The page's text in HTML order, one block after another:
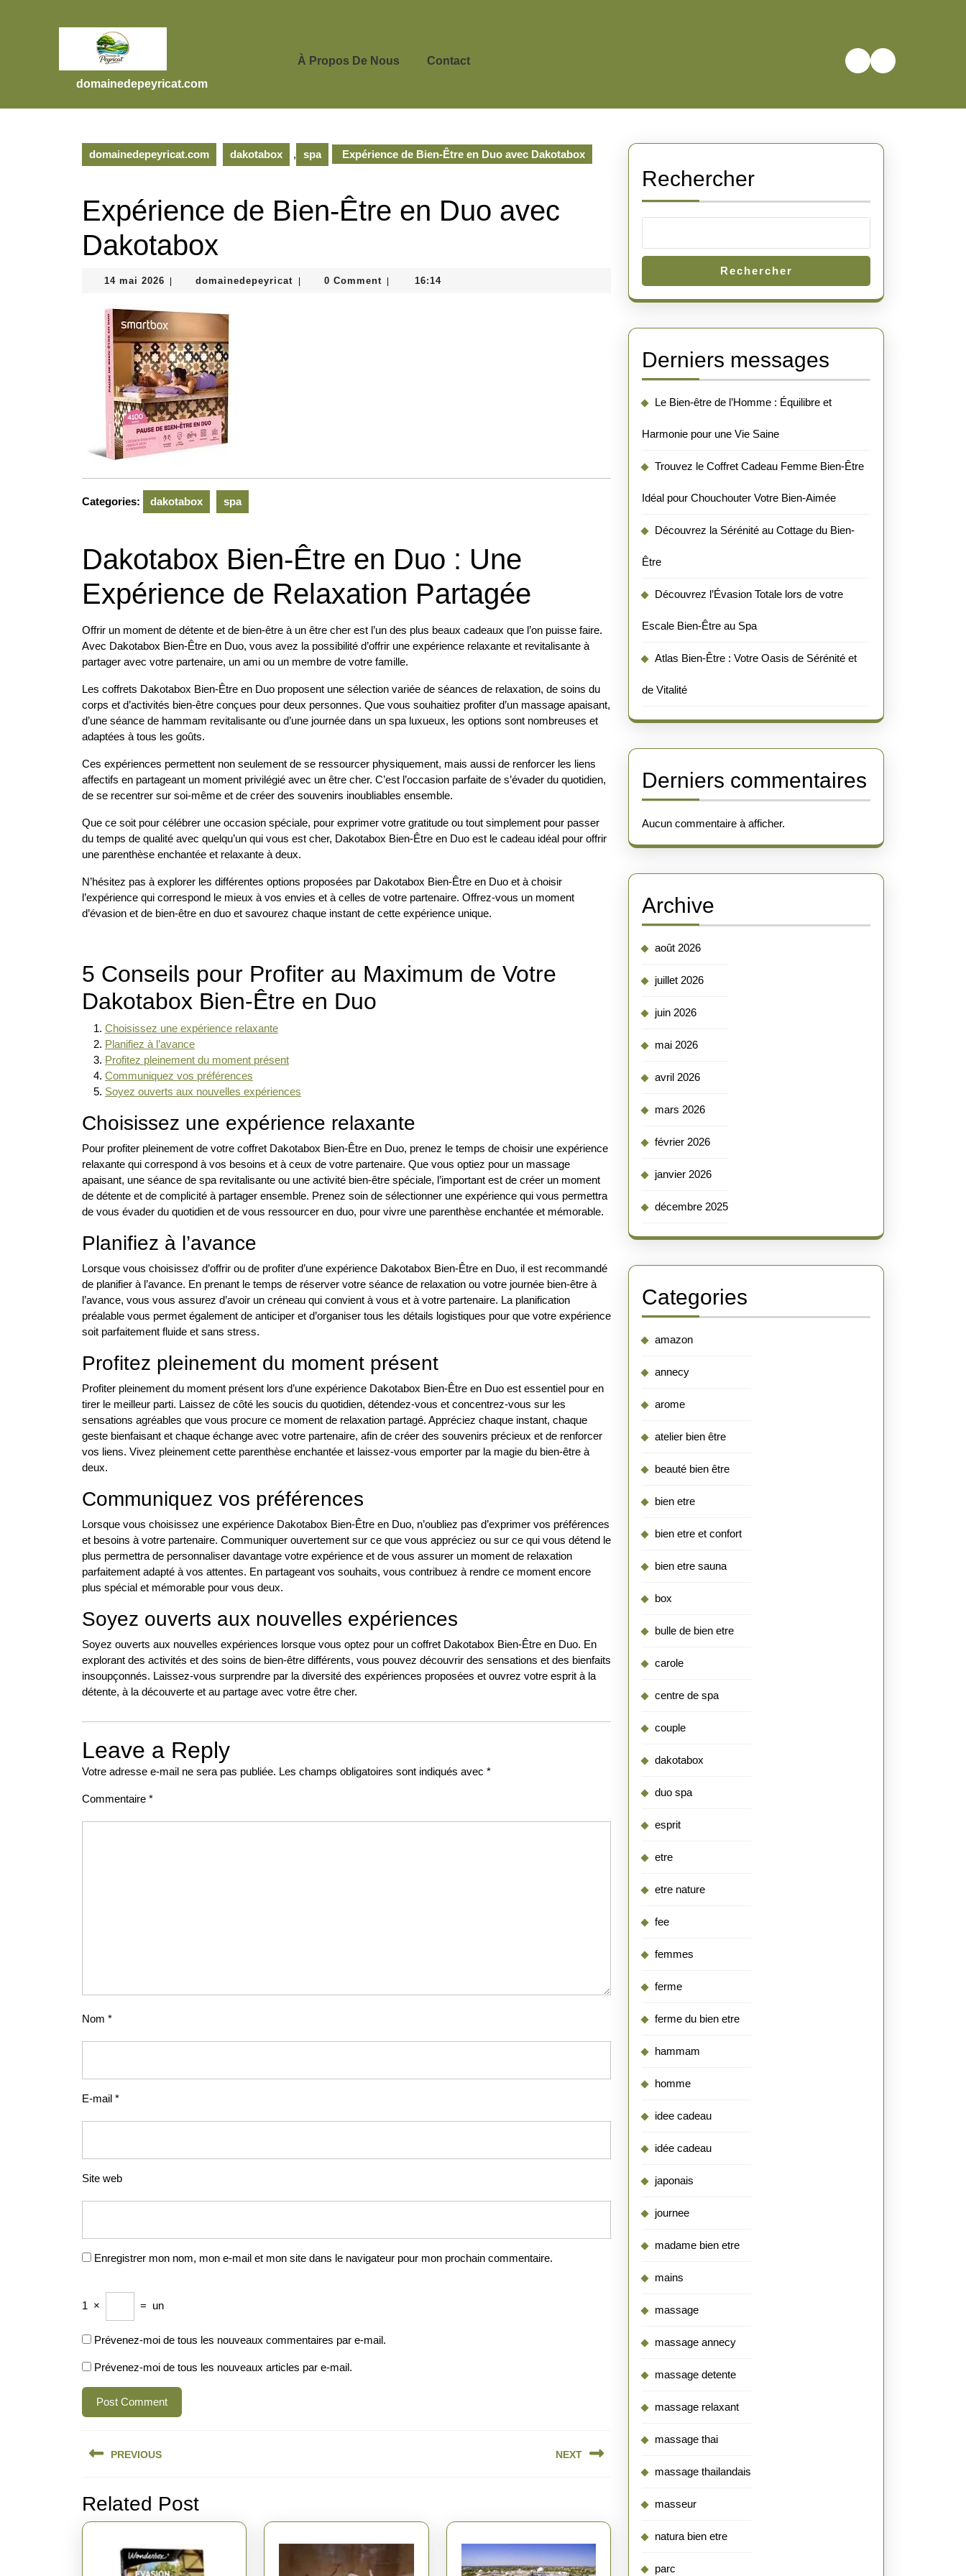
domainedepeyricat.com
À Propos De Nous Contact
domainedepeyricat.com dakotabox , spa Expérience de Bien-Être en Duo avec Dakotabox
Expérience de Bien-Être en Duo avec
Dakotabox
14 mai 2026 14
domainedepeyricat domainedepeyricat
0 Comment 16:14
Categories: dakotabox spa
Dakotabox Bien-Être en Duo : Une
Expérience de Relaxation Partagée
Offrir un moment de détente et de bien-être à un être cher est l’un des plus beaux cadeaux que l’on puisse faire.
Avec Dakotabox Bien-Être en Duo, vous avez la possibilité d’offrir une expérience relaxante et revitalisante à
partager avec votre partenaire, un ami ou un membre de votre famille.
Les coffrets Dakotabox Bien-Être en Duo proposent une sélection variée de séances de relaxation, de soins du
corps et d’activités bien-être conçues pour deux personnes. Que vous souhaitiez profiter d’un massage apaisant,
d’une séance de hammam revitalisante ou d’une journée dans un spa luxueux, les options sont nombreuses et
adaptées à tous les goûts.
Ces expériences permettent non seulement de se ressourcer physiquement, mais aussi de renforcer les liens
affectifs en partageant un moment privilégié avec un être cher. C’est l’occasion parfaite de s’évader du quotidien,
de se recentrer sur soi-même et de créer des souvenirs inoubliables ensemble.
Que ce soit pour célébrer une occasion spéciale, pour exprimer votre gratitude ou tout simplement pour passer
du temps de qualité avec quelqu’un qui vous est cher, Dakotabox Bien-Être en Duo est le cadeau idéal pour offrir
une parenthèse enchantée et relaxante à deux.
N’hésitez pas à explorer les différentes options proposées par Dakotabox Bien-Être en Duo et à choisir
l’expérience qui correspond le mieux à vos envies et à celles de votre partenaire. Offrez-vous un moment
d’évasion et de bien-être en duo et savourez chaque instant de cette expérience unique.
5 Conseils pour Profiter au Maximum de Votre
Dakotabox Bien-Être en Duo
Choisissez une expérience relaxante
Planifiez à l’avance
Profitez pleinement du moment présent
Communiquez vos préférences
Soyez ouverts aux nouvelles expériences
Choisissez une expérience relaxante
Pour profiter pleinement de votre coffret Dakotabox Bien-Être en Duo, prenez le temps de choisir une expérience
relaxante qui correspond à vos besoins et à ceux de votre partenaire. Que vous optiez pour un massage
apaisant, une séance de spa revitalisante ou une activité bien-être spéciale, l’important est de créer un moment
de détente et de complicité à partager ensemble. Prenez soin de sélectionner une expérience qui vous permettra
de vous évader du quotidien et de vous ressourcer en duo, pour vivre une parenthèse enchantée et mémorable.
Planifiez à l’avance
Lorsque vous choisissez d’offrir ou de profiter d’une expérience Dakotabox Bien-Être en Duo, il est recommandé
de planifier à l’avance. En prenant le temps de réserver votre séance de relaxation ou votre journée bien-être à
l’avance, vous vous assurez d’avoir un créneau qui convient à vous et à votre partenaire. La planification
préalable vous permet également de anticiper et d’organiser tous les détails logistiques pour que votre expérience
soit parfaitement fluide et sans stress.
Profitez pleinement du moment présent
Profiter pleinement du moment présent lors d’une expérience Dakotabox Bien-Être en Duo est essentiel pour en
tirer le meilleur parti. Laissez de côté les soucis du quotidien, détendez-vous et concentrez-vous sur les
sensations agréables que vous procure ce moment de relaxation partagé. Appréciez chaque instant, chaque
geste bienfaisant et chaque échange avec votre partenaire, afin de créer des souvenirs précieux et de renforcer
vos liens. Vivez pleinement cette parenthèse enchantée et laissez-vous emporter par la magie du bien-être à
deux.
Communiquez vos préférences
Lorsque vous choisissez une expérience Dakotabox Bien-Être en Duo, n’oubliez pas d’exprimer vos préférences
et besoins à votre partenaire. Communiquer ouvertement sur ce que vous appréciez ou sur ce qui vous détend le
plus permettra de personnaliser davantage votre expérience et de vous assurer un moment de relaxation
parfaitement adapté à vos attentes. En partageant vos souhaits, vous contribuez à rendre ce moment encore
plus spécial et mémorable pour vous deux.
Soyez ouverts aux nouvelles expériences
Soyez ouverts aux nouvelles expériences lorsque vous optez pour un coffret Dakotabox Bien-Être en Duo. En
explorant des activités et des soins de bien-être différents, vous pouvez découvrir des sensations et des bienfaits
insoupçonnés. Laissez-vous surprendre par la diversité des expériences proposées et ouvrez votre esprit à la
détente, à la découverte et au partage avec votre être cher.
Leave a Reply
Votre adresse e-mail ne sera pas publiée. Les champs obligatoires sont indiqués avec *
Commentaire *
Nom *
E-mail *
Site web
Enregistrer mon nom, mon e-mail et mon site dans le navigateur pour mon prochain commentaire.
1 × = un
Prévenez-moi de tous les nouveaux commentaires par e-mail.
Prévenez-moi de tous les nouveaux articles par e-mail.
Navigation
l’article
PREVIOUS
post:
NEXT
Related Post
Rechercher
Rechercher
Derniers messages
Le Bien-être de l’Homme : Équilibre et
Harmonie pour une Vie Saine
Trouvez le Coffret Cadeau Femme Bien-Être
Idéal pour Chouchouter Votre Bien-Aimée
Découvrez la Sérénité au Cottage du Bien-
Être
Découvrez l’Évasion Totale lors de votre
Escale Bien-Être au Spa
Atlas Bien-Être : Votre Oasis de Sérénité et
de Vitalité
Derniers commentaires
Aucun commentaire à afficher.
Archive
août 2026
juillet 2026
juin 2026
mai 2026
avril 2026
mars 2026
février 2026
janvier 2026
décembre 2025
Categories
amazon
annecy
arome
atelier bien être
beauté bien être
bien etre
bien etre et confort
bien etre sauna
box
bulle de bien etre
carole
centre de spa
couple
dakotabox
duo spa
esprit
etre
etre nature
fee
femmes
ferme
ferme du bien etre
hammam
homme
idee cadeau
idée cadeau
japonais
journee
madame bien etre
mains
massage
massage annecy
massage detente
massage relaxant
massage thai
massage thailandais
masseur
natura bien etre
parc